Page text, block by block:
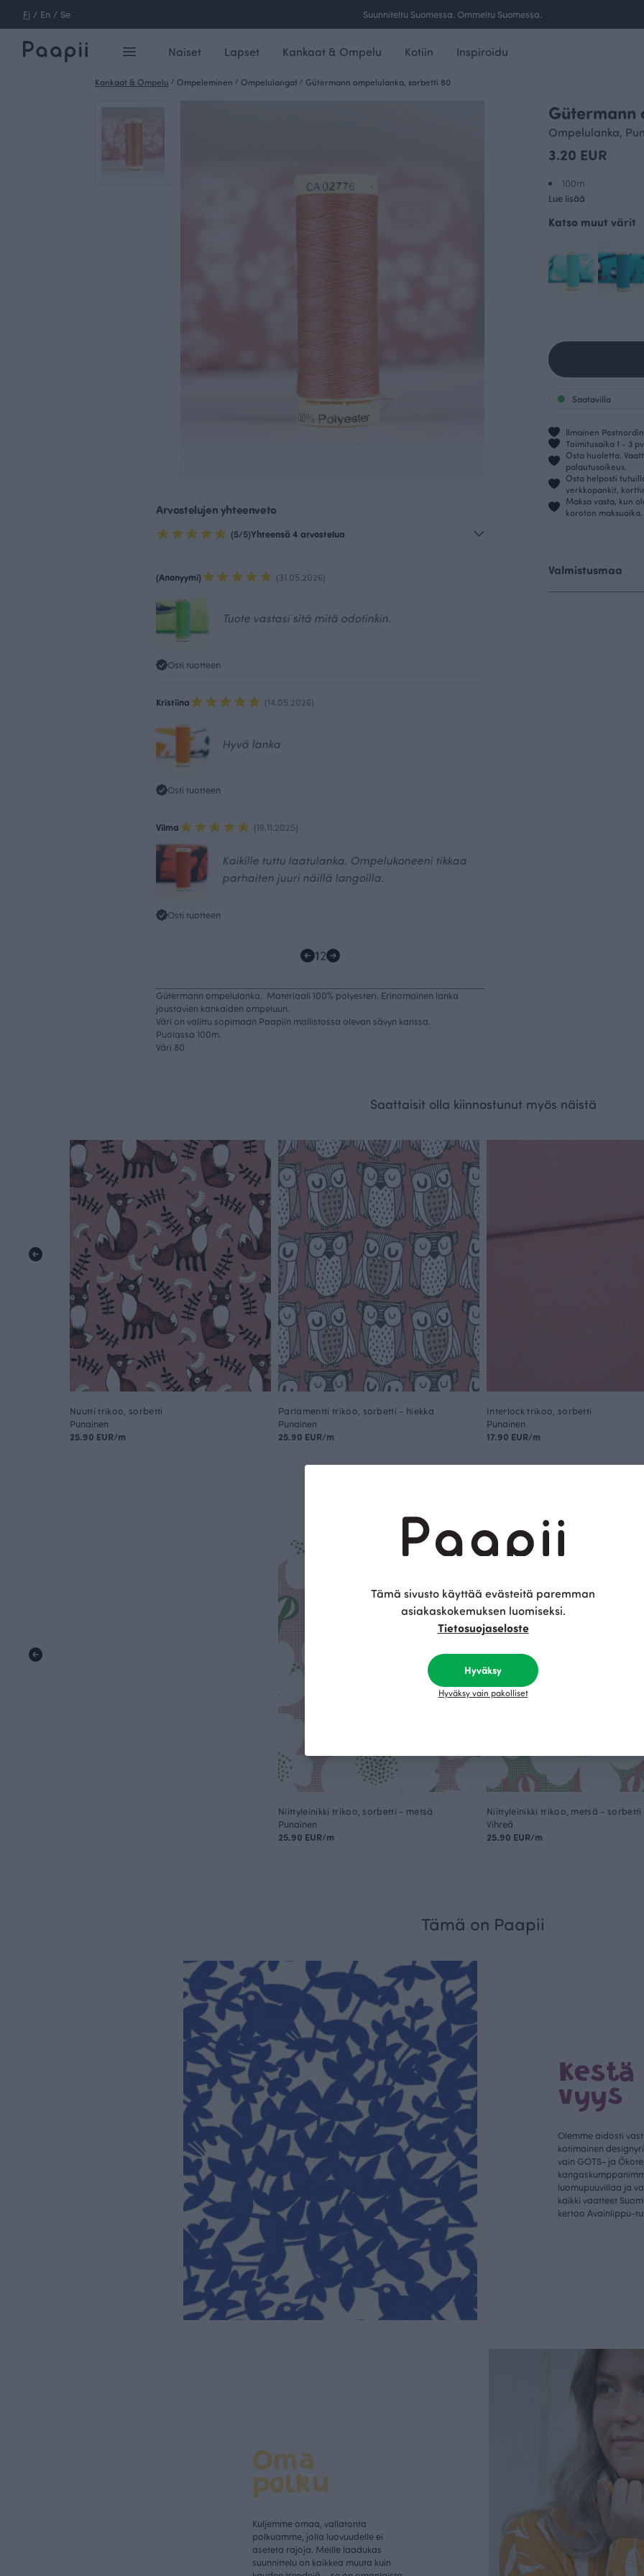
Fi / En / Se Ilmainen toimitus yli 100 € tilauksille Suomessa.
Naiset Lapset Kankaat & Ompelu Kotiin Inspiroidu
Kankaat & Ompelu / Ompeleminen / Ompelulangat / Gütermann ompelulanka, sorbetti 80
Arvostelujen yhteenveto
(5/5)Yhteensä 4 arvostelua
(Anonyymi) (31.05.2026)
Tuote vastasi sitä mitä odotinkin.
Osti tuotteen
Kristiina (14.05.2026)
Hyvä lanka
Osti tuotteen
Vilma (19.11.2025)
Kaikille tuttu laatulanka. Ompelukoneeni tikkaa
parhaiten juuri näillä langoilla.
Osti tuotteen
12
Gütermann ompelulanka. Materiaali 100% polyesteri. Erinomainen lanka
joustavien kankaiden ompeluun.
Väri on valittu sopimaan Paapiin mallistossa olevan sävyn kanssa.
Puolassa 100m.
Väri 80
Gütermann
Ompelulanka,
3.20 EUR
100m
Lue lisää
Katso muut värit
Saatavilla
Ilmainen
Toimitusaika 1 - 3 pv
Osta huoletta.
palautusoikeus.
Osta helposti
verkkopankit,
Maksa vasta, kun
koroton maksuaika.
Valmistusmaa
Saattaisit olla kiinnostunut myös näistä
Nuutti trikoo, sorbetti
Punainen
25.90 EUR/m
Parlamentti trikoo, sorbetti - hiekka
Punainen
25.90 EUR/m
Interlock trikoo, sorbetti
Punainen
17.90 EUR/m
Niittyleinikki trikoo, sorbetti - metsä
Punainen
25.90 EUR/m
Niittyleinikki trikoo, metsä - sorbetti
Vihreä
25.90 EUR/m
Tämä on Paapii
Kestä
vyys
Olemme aidosti
kotimainen
vain GOTS- ja
luomupuuvillaa ja
kaikki vaatteet
kertoo Avainlippu-
Oma
polku
Kuljemme omaa, vallatonta
polkuamme, jolla luovuudelle ei
aseteta rajoja. Meille laadukas
suunnittelu on kaikkea muuta kuin
Tämä sivusto käyttää evästeitä paremman
asiakaskokemuksen luomiseksi.
Tietosuojaseloste
Hyväksy
Hyväksy vain pakolliset